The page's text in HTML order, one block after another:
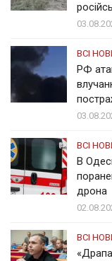
ВСІ
РФ
ВСІ
В
дрона
ВСІ